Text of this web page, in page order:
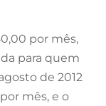
por mês,
para quem
de 2012
mês, e o